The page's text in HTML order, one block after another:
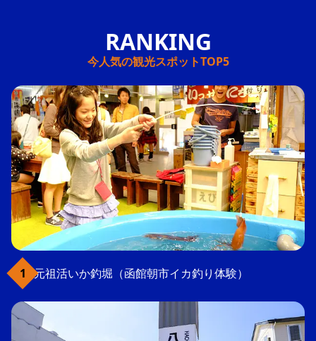
今人気の観光スポットTOP5
元祖活いか釣堀（函館朝市イカ釣り体験）